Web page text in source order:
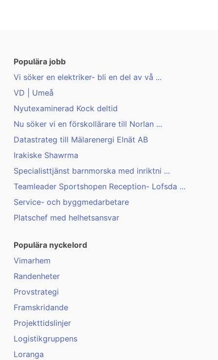
Populära jobb
Vi söker en elektriker- bli en del av vå ...
VD | Umeå
Nyutexaminerad Kock deltid
Nu söker vi en förskollärare till Norlan ...
Datastrateg till Mälarenergi Elnät AB
Irakiske Shawrma
Specialisttjänst barnmorska med inriktni ...
Teamleader Sportshopen Reception- Lofsda ...
Service- och byggmedarbetare
Platschef med helhetsansvar
Populära nyckelord
Vimarhem
Randenheter
Provstrategi
Framskridande
Projekttidslinjer
Logistikgruppens
Loranga